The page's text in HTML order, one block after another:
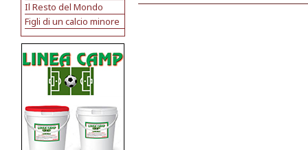
Il Resto del Mondo
Figli di un calcio minore